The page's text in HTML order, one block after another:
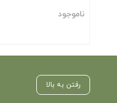
ناموجود
رفتن به بالا